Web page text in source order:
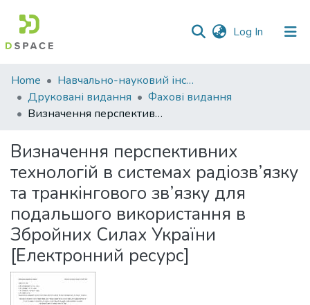
Log In (current)
Communities
&
Collections
Statistics
Home
Навчально-науковий інститут економіки, управління, права та інформаційних технологій
Друковані видання
Фахові видання
Визначення перспективних технологій в системах радіозв’язку та транкінгового зв’язку для подальшого використання в Збройних Силах України [Електронний ресурс]
Визначення перспективних
технологій в системах радіозв’язку
та транкінгового зв’язку для
подальшого використання в
Збройних Силах України
[Електронний ресурс]